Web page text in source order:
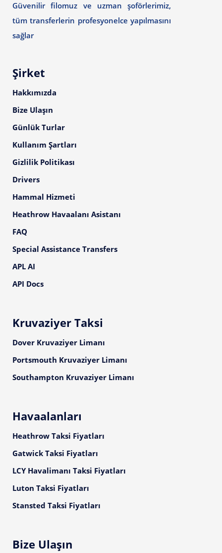
Güvenilir filomuz ve uzman şoförlerimiz,
tüm transferlerin profesyonelce yapılmasını
sağlar
Şirket
Hakkımızda
Bize Ulaşın
Günlük Turlar
Kullanım Şartları
Gizlilik Politikası
Drivers
Hammal Hizmeti
Heathrow Havaalanı Asistanı
FAQ
Special Assistance Transfers
APL AI
API Docs
Kruvaziyer Taksi
Dover Kruvaziyer Limanı
Portsmouth Kruvaziyer Limanı
Southampton Kruvaziyer Limanı
Havaalanları
Heathrow Taksi Fiyatları
Gatwick Taksi Fiyatları
LCY Havalimanı Taksi Fiyatları
Luton Taksi Fiyatları
Stansted Taksi Fiyatları
Bize Ulaşın